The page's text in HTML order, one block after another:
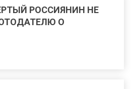
РОССИЯНИН НЕ
О